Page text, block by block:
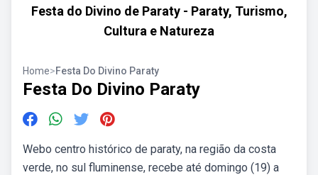
Festa do Divino de Paraty - Paraty, Turismo,
Cultura e Natureza
Home>Festa Do Divino Paraty
Festa Do Divino Paraty
Webo centro histórico de paraty, na região da costa
verde, no sul fluminense, recebe até domingo (19) a